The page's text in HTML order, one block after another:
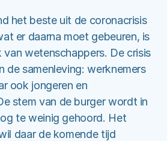
het beste uit de coronacrisis
er daarna moet gebeuren, is
van wetenschappers. De crisis
de samenleving: werknemers
ook jongeren en
stem van de burger wordt in
te weinig gehoord. Het
daar de komende tijd